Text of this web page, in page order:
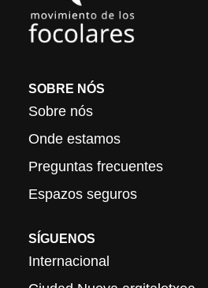
SOBRE NÓS
Sobre nós
Onde estamos
Preguntas frecuentes
Espazos seguros
SÍGUENOS
Internacional